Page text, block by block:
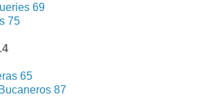
69
75
65
87